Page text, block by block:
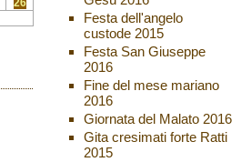
Festa dell'angelo
custode 2015
Festa San Giuseppe
2016
Fine del mese mariano
2016
Giornata del Malato 2016
Gita cresimati forte Ratti
2015